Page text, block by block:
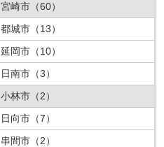
宮崎市 （60）
都城市 （13）
延岡市 （10）
日南市 （3）
小林市 （2）
日向市 （7）
串間市 （2）